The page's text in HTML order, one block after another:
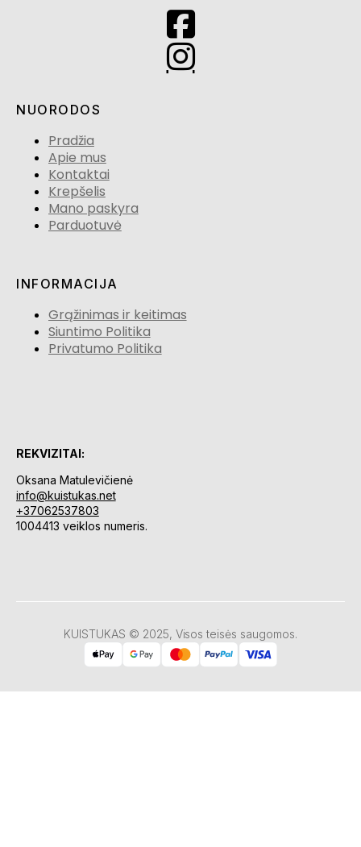
NUORODOS
Pradžia
Apie mus
Kontaktai
Krepšelis
Mano paskyra
Parduotuvė
INFORMACIJA
Grąžinimas ir keitimas
Siuntimo Politika
Privatumo Politika
REKVIZITAI:
Oksana Matulevičienė
info@kuistukas.net
+37062537803
1004413 veiklos numeris.
KUISTUKAS © 2025, Visos teisės saugomos.